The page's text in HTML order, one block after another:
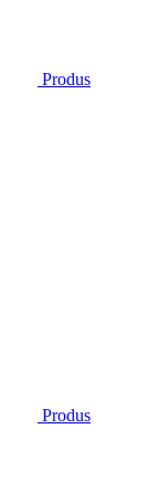
Produs
Produs